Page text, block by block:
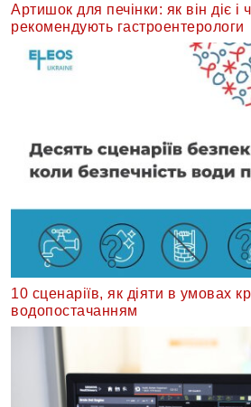
Артишок для печінки: як він діє і
рекомендують гастроентерологи
10 сценаріїв, як діяти в умовах
водопостачанням